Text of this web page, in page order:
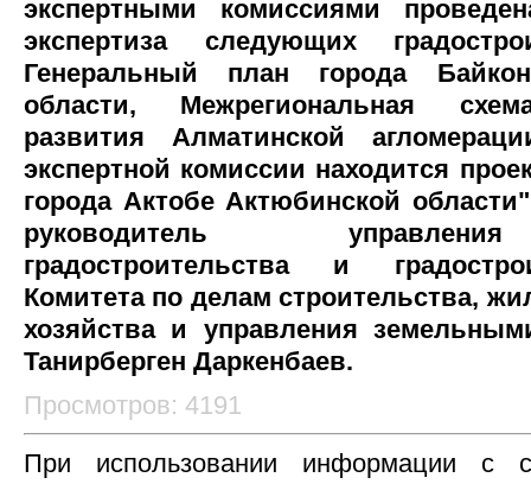
экспертными комиссиями
экспертиза следующих
Генеральный план города
области, Межрегиональная
развития Алматинской
экспертной комиссии находится
города Актобе Актюбинской
руководитель
градостроительства и
Комитета по делам строительства,
хозяйства и управления
Танирберген Даркенбаев.
Просмотров: 4191
При использовании информации с